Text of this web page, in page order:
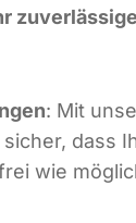
: Mit
dass
wie